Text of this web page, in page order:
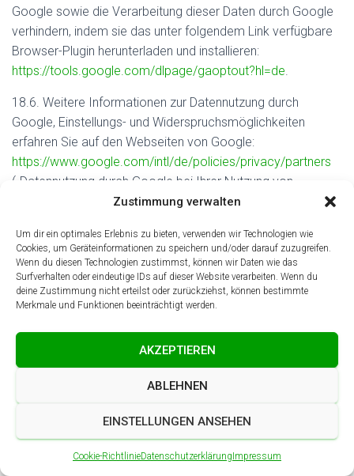
Zustimmung verwalten
Um dir ein optimales Erlebnis zu bieten, verwenden wir Technologien wie
Cookies, um Geräteinformationen zu speichern und/oder darauf zuzugreifen.
Wenn du diesen Technologien zustimmst, können wir Daten wie das
Surfverhalten oder eindeutige IDs auf dieser Website verarbeiten. Wenn du
deine Zustimmung nicht erteilst oder zurückziehst, können bestimmte
Merkmale und Funktionen beeinträchtigt werden.
AKZEPTIEREN
ABLEHNEN
EINSTELLUNGEN ANSEHEN
Cookie-RichtlinieDatenschutzerklärung Impressum
Google sowie die Verarbeitung dieser Daten durch Google
verhindern, indem sie das unter folgendem Link verfügbare
Browser-Plugin herunterladen und installieren:
https://tools.google.com/dlpage/gaoptout?hl=de.
18.6. Weitere Informationen zur Datennutzung durch
Google, Einstellungs- und Widerspruchsmöglichkeiten
erfahren Sie auf den Webseiten von Google:
https://www.google.com/intl/de/policies/privacy/partners
(„Datennutzung durch Google bei Ihrer Nutzung von
Websites oder Apps unserer Partner“),
(„Datennutzung zu Werbezwecken“),
https://adssettings.google.com/authenticated
(„Informationen verwalten, die Google verwendet, um Ihnen
Werbung einzublenden“).
21. Facebook Social Plugins
21.1. Wir nutzen auf Grundlage unserer berechtigten
Interessen (d.h. Interesse an der Analyse, Optimierung und
wirtschaftlichem Betrieb unseres Onlineangebotes im Sinne
sozialen Netzwerkes facebook.com, welches von der
Facebook Ireland Ltd., 4 Grand Canal Square, Grand Canal